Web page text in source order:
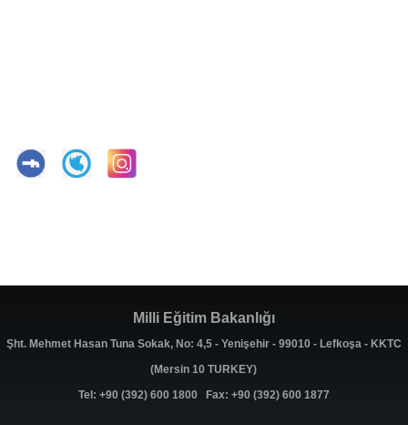
Milli Eğitim Bakanlığı
Şht. Mehmet Hasan Tuna Sokak, No: 4,5 - Yenişehir - 99010 - Lefkoşa - KKTC
(Mersin 10 TURKEY)
Tel: +90 (392) 600 1800 Fax: +90 (392) 600 1877